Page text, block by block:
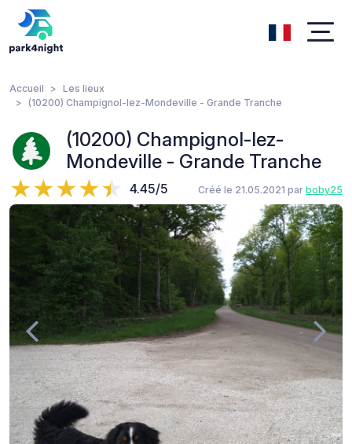
Accueil
Les lieux
(10200) Champignol-lez-Mondeville - Grande Tranche
(10200) Champignol-lez-
Mondeville - Grande Tranche
4.45/5 Créé le 21.05.2021 par boby25